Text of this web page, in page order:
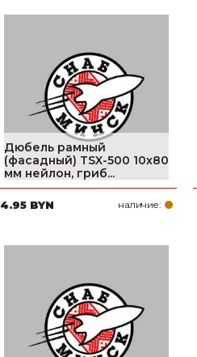
Дюбель рамный
(фасадный) TSX-500 10х80
мм нейлон, гриб...
4.95 BYN наличие: